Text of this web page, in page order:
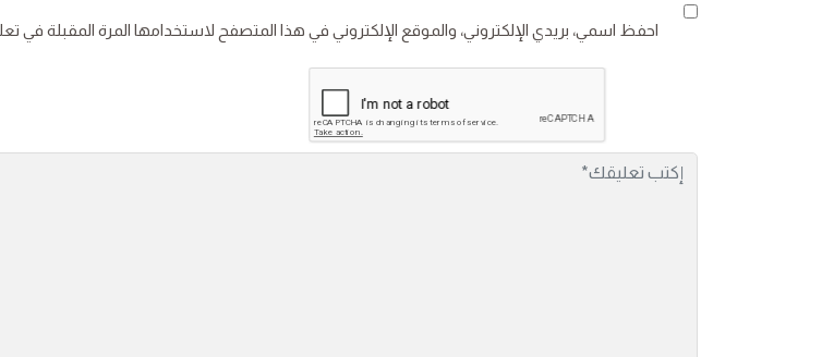
احفظ اسمي، بريدي الإلكتروني، والموقع الإلكتروني في هذا المتصفح لاستخدامها المرة المقبلة في